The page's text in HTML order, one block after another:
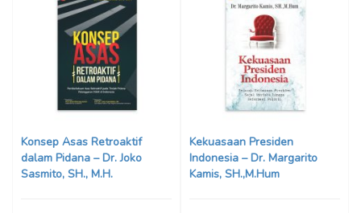
Konsep Asas Retroaktif
dalam Pidana – Dr. Joko
Sasmito, SH., M.H.
Kekuasaan Presiden
Indonesia – Dr. Margarito
Kamis, SH.,M.Hum